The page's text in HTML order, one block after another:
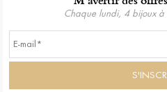
Chaque lundi, 4 bijoux à